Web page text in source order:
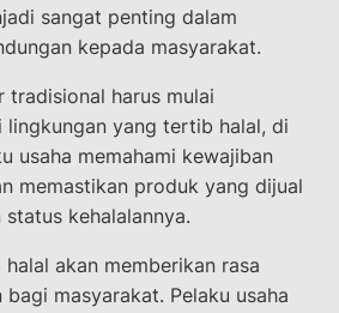
sangat penting dalam
kepada masyarakat.
tradisional harus mulai
lingkungan yang tertib halal, di
usaha memahami kewajiban
memastikan produk yang dijual
kehalalannya.
akan memberikan rasa
bagi masyarakat. Pelaku usaha